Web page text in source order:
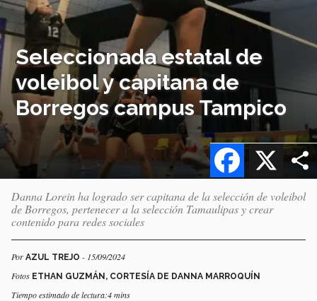
Seleccionada estatal de
voleibol y capitana de
Borregos campus Tampico
X
Facebook
Danna Lorein ha logrado ser capitana de la selección de voleibol
de Borregos, pertenecer a la selección Tamaulipas y crear
contenido para redes sociales
Por AZUL TREJO - 15/09/2024
Fotos ETHAN GUZMÁN, CORTESÍA DE DANNA MARROQUÍN
Tiempo estimado de lectura:4 mins